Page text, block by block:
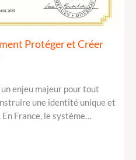
Protéger et Créer
enjeu majeur pour tout
une identité unique et
France, le système…